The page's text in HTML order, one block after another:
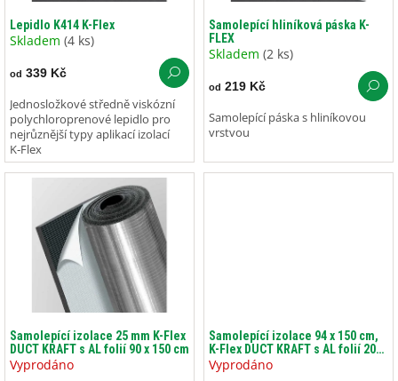
d
u
t
ů
Lepidlo K414 K-Flex
Skladem (4 ks)
od 339 Kč
Jednosložkové středně viskózní
polychloroprenové lepidlo pro
nejrůznější typy aplikací izolací
K‑Flex
Samolepící hliníková páska K-
FLEX
Skladem (2 ks)
od 219 Kč
Samolepící páska s hliníkovou
vrstvou
Samolepící izolace 25 mm K-Flex
DUCT KRAFT s AL folií 90 x 150 cm
Vyprodáno
Samolepící izolace 94 x 150 cm,
K-Flex DUCT KRAFT s AL folií 20
mm
Vyprodáno